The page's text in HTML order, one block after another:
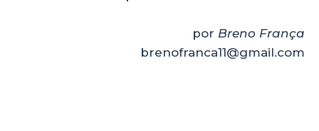
por Breno França
brenofranca11@gmail.com